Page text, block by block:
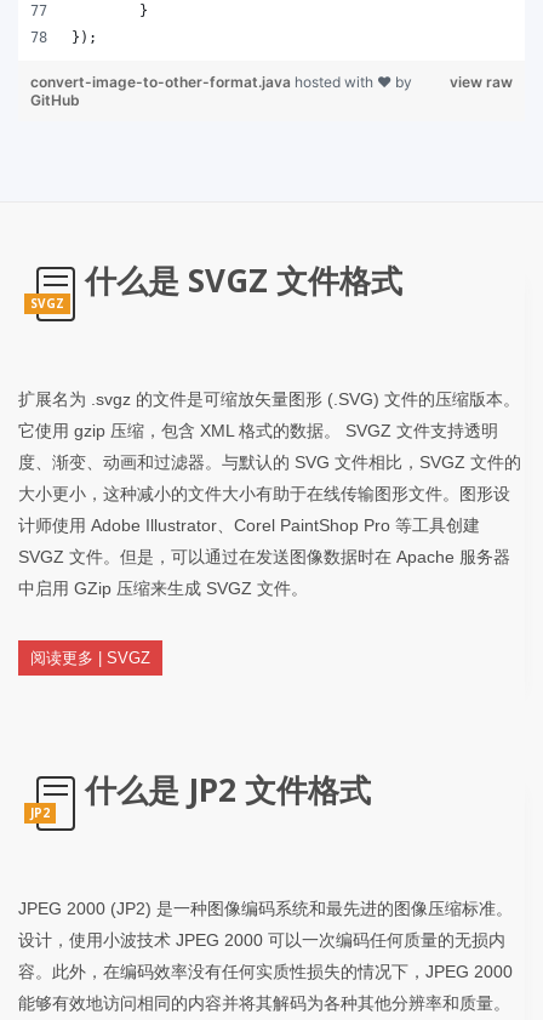
	}
});
view raw
convert-image-to-other-format.java hosted with ❤ by
GitHub
SVGZ
什么是 SVGZ 文件格式
扩展名为 .svgz 的文件是可缩放矢量图形 (.SVG) 文件的压缩版本。
它使用 gzip 压缩，包含 XML 格式的数据。 SVGZ 文件支持透明
度、渐变、动画和过滤器。与默认的 SVG 文件相比，SVGZ 文件的
大小更小，这种减小的文件大小有助于在线传输图形文件。图形设
计师使用 Adob​​e Illustrator、Corel PaintShop Pro 等工具创建
SVGZ 文件。但是，可以通过在发送图像数据时在 Apache 服务器
中启用 GZip 压缩来生成 SVGZ 文件。
阅读更多 | SVGZ
JP2
什么是 JP2 文件格式
JPEG 2000 (JP2) 是一种图像编码系统和最先进的图像压缩标准。
设计，使用小波技术 JPEG 2000 可以一次编码任何质量的无损内
容。此外，在编码效率没有任何实质性损失的情况下，JPEG 2000
能够有效地访问相同的内容并将其解码为各种其他分辨率和质量。